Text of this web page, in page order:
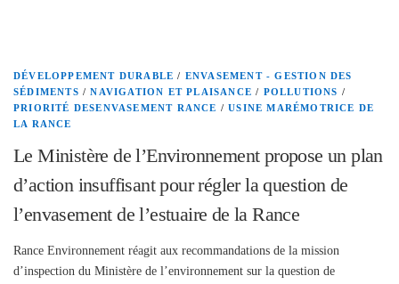
DÉVELOPPEMENT DURABLE / ENVASEMENT - GESTION DES
SÉDIMENTS /NAVIGATION ET PLAISANCE / POLLUTIONS /
PRIORITÉ DESENVASEMENT RANCE /USINE MARÉMOTRICE DE
LA RANCE
Le Ministère de l’Environnement propose un plan
d’action insuffisant pour régler la question de
l’envasement de l’estuaire de la Rance
Rance Environnement réagit aux recommandations de la mission
d’inspection du Ministère de l’environnement sur la question de